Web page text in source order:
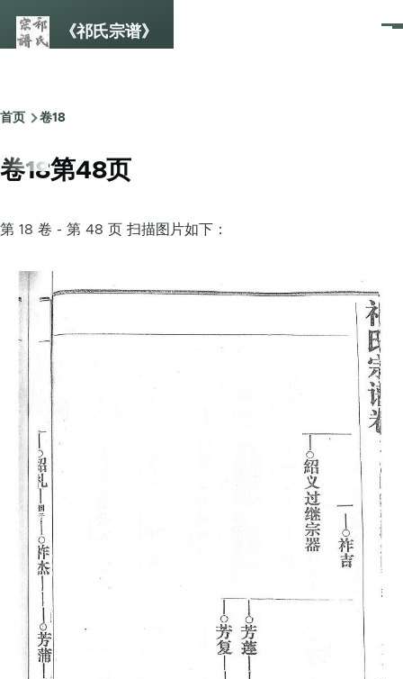
《祁氏宗谱》
菜
面
包
屑
首页 卷18
卷18第48页
第 18 卷 - 第 48 页 扫描图片如下：